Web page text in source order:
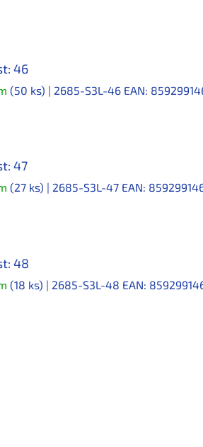
46
(50 ks) | 2685-S3L-46 EAN:
47
(27 ks) | 2685-S3L-47 EAN:
48
(18 ks) | 2685-S3L-48 EAN: